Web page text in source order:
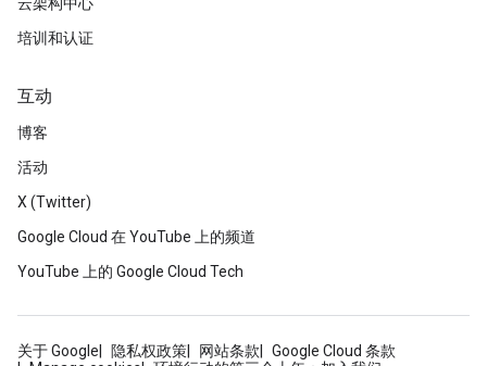
培训和认证
互动
博客
活动
X (Twitter)
Google Cloud 在 YouTube 上的频道
YouTube 上的 Google Cloud Tech
关于 Google 隐私权政策 网站条款
Google Cloud 条款